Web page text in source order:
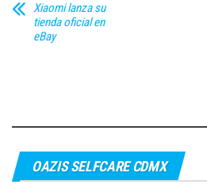
Xiaomi lanza su
tienda oficial en
eBay
OAZIS SELFCARE CDMX